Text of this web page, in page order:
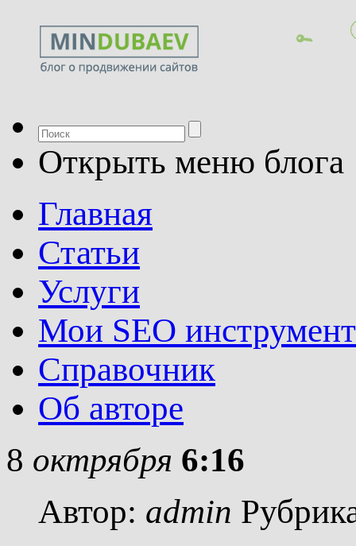
Открыть меню блога
Главная
Статьи
Услуги
Мои SEO
Справочник
Об авторе
8 октрября 6:16
Автор: admin